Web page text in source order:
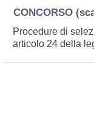
CONCORSO
Procedure di
articolo 24 della